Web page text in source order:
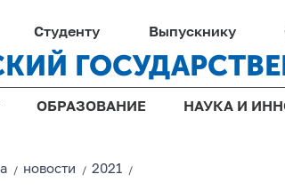
Студенту Выпускнику
ОБРАЗОВАНИЕ НАУКА И
/ новости /2021 /